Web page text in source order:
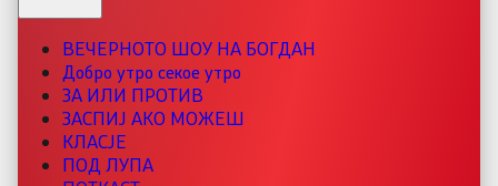
ВЕЧЕРНОТО ШОУ НА БОГДАН
Добро утро секое утро
ЗА ИЛИ ПРОТИВ
ЗАСПИЈ АКО МОЖЕШ
КЛАСЈЕ
ПОД ЛУПА